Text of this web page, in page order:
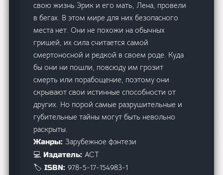
свою жизнь Эрик и его мать, Лена, провели
в бегах. В этом мире для них безопасного
места нет. Они не похожи на обычных
гришей, их сила считается самой
смертоносной и редкой в своем роде. Куда
бы они ни пошли, повсюду им грозит
смерть или порабощение, поэтому они
скрывают свои истинные способности от
других. Но порой самые разрушительные и
губительные тайны могут быть невольно
раскрыты.
Жанры:Зарубежное фэнтези
💻 Издатель:АСТ
🏷️ ISBN:978-5-17-154983-1